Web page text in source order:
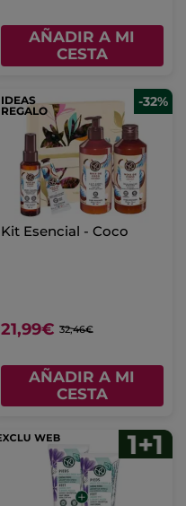
AÑADIR A MI
CESTA
IDEAS
REGALO
-32%
Kit Esencial - Coco
21,99€ 32,46€
AÑADIR A MI
CESTA